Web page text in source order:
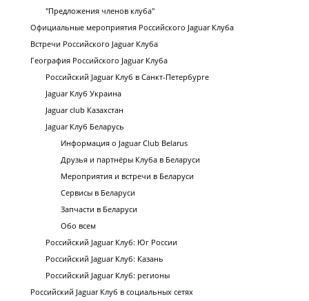
"Предложения членов клуба"
Официальные мероприятия Российского Jaguar Клуба
Встречи Российского Jaguar Клуба
География Российского Jaguar Клуба
Российский Jaguar Клуб в Санкт-Петербурге
Jaguar Клуб Украина
Jaguar club Казахстан
Jaguar Клуб Беларусь
Информация о Jaguar Club Belarus
Друзья и партнёры Клуба в Беларуси
Мероприятия и встречи в Беларуси
Сервисы в Беларуси
Запчасти в Беларуси
Обо всем
Российский Jaguar Клуб: Юг России
Российский Jaguar Клуб: Казань
Российский Jaguar Клуб: регионы
Российский Jaguar Клуб в социальных сетях